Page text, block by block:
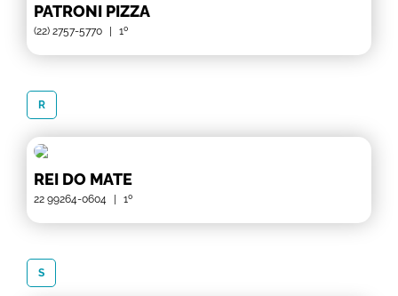
PATRONI PIZZA
(22) 2757-5770 | 1º
R
REI DO MATE
22 99264-0604 | 1º
S